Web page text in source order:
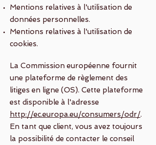
Mentions relatives à l'utilisation de
données personnelles.
Mentions relatives à l'utilisation de
cookies.
La Commission européenne fournit
une plateforme de règlement des
litiges en ligne (OS). Cette plateforme
est disponible à l'adresse
http://ec.europa.eu/consumers/odr/.
En tant que client, vous avez toujours
la possibilité de contacter le conseil